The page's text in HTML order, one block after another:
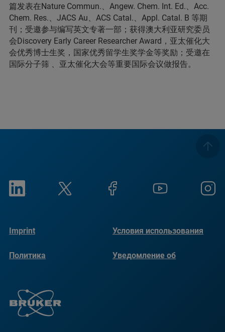
篇发表在Nature Commun.、Angew. Chem. Int. Ed.、Acc.
Chem. Res.、JACS Au、ACS Catal.、Appl. Catal. B 等期
刊；受邀参与编写英文专著一部；获得澳大利亚研究委员
会Discovery Early Career Researcher Award，亚太催化大
会优秀博士生奖，国家优秀留学生奖学金等奖励；受邀在
国际分子筛 、亚太催化大会等重要国际会议做报告。
Imprint Условия использования
Политика
Уведомление об